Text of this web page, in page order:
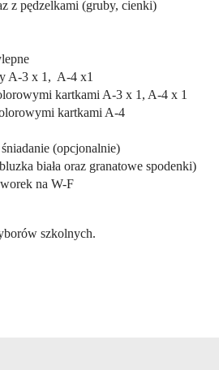
z pędzelkami (gruby, cienki)
A-3 x 1, A-4 x1
kartkami A-3 x 1, A-4 x 1
kartkami A-4
(opcjonalnie)
biała oraz granatowe spodenki)
na W-F
szkolnych.